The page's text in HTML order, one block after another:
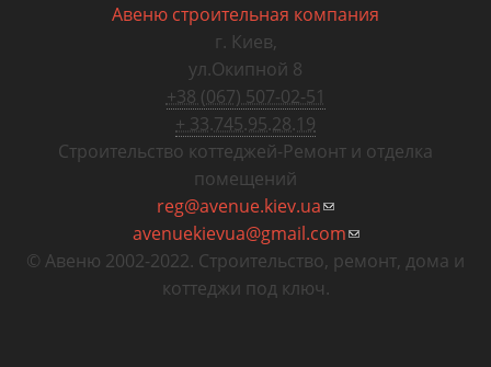
Авеню строительная компания
г. Киев,
ул.Окипной 8
+38 (067) 507-02-51
+ 33.745.95.28.19
Строительство коттеджей-Ремонт и отделка
помещений
reg@avenue.kiev.ua
отправки email)
avenuekievua@gmail.com
отправки email)
© Авеню 2002-2022. Строительство, ремонт, дома и
коттеджи под ключ.